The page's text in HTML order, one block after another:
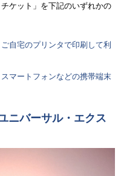
ケット」を下記のいずれかの
自宅のプリンタで印刷して利
マートフォンなどの携帯端末
ニバーサル・エクス